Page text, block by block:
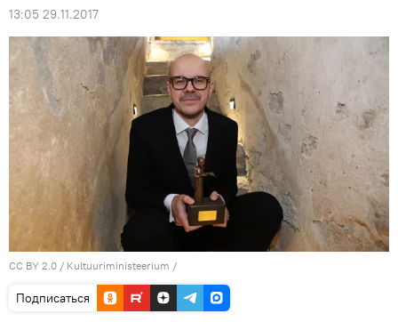
13:05 29.11.2017
CC BY 2.0 / Kultuuriministeerium /
Подписаться